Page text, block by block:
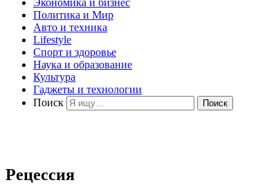
Экономика и бизнес
Политика и Мир
Авто и техника
Lifestyle
Спорт и здоровье
Наука и образование
Культура
Гаджеты и технологии
Поиск
Рецессия